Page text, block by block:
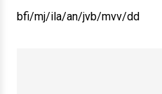
bfi/mj/ila/an/jvb/mvv/dd